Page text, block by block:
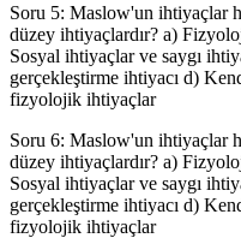
Soru 5: Maslow'un ihtiyaçlar
düzey ihtiyaçlardır? a)
Sosyal ihtiyaçlar ve saygı
gerçekleştirme ihtiyacı d)
fizyolojik ihtiyaçlar
Soru 6: Maslow'un ihtiyaçlar
düzey ihtiyaçlardır? a)
Sosyal ihtiyaçlar ve saygı
gerçekleştirme ihtiyacı d)
fizyolojik ihtiyaçlar